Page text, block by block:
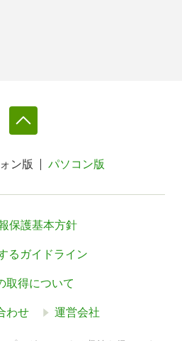
ン版 パソコン版
保護基本方針
るガイドライン
取得について
わせ 運営会社